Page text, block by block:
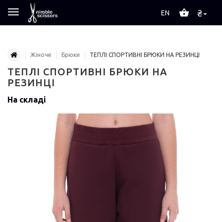
₴
EN
Жіноче Брюки ТЕПЛІ СПОРТИВНІ БРЮКИ НА РЕЗИНЦІ
ТЕПЛІ СПОРТИВНІ БРЮКИ НА
РЕЗИНЦІ
На складі